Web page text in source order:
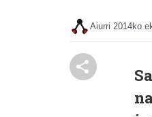
Aiurri 2014ko